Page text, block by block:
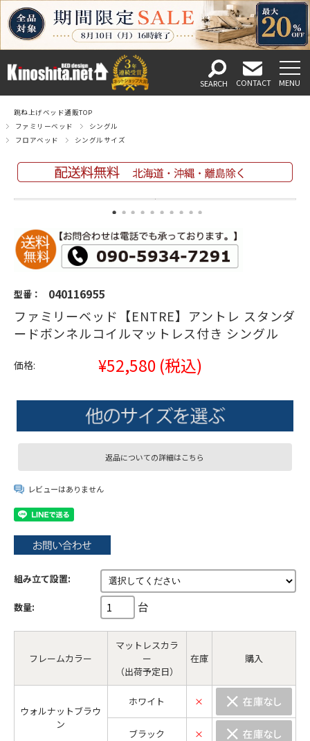
跳ね上げベッド通販TOP
ファミリーベッド
シングル
フロアベッド
シングルサイズ
型番： 040116955
ファミリーベッド【ENTRE】アントレ スタンダ
ードボンネルコイルマットレス付き シングル
価格: ¥52,580 (税込)
返品についての詳細はこちら
レビューはありません
組み立て設置:
数量: 台
フレームカラー
マットレスカラ
ー
（出荷予定日）
在庫 購入
ウォルナットブラウ
ン
ホワイト ×
ブラック ×